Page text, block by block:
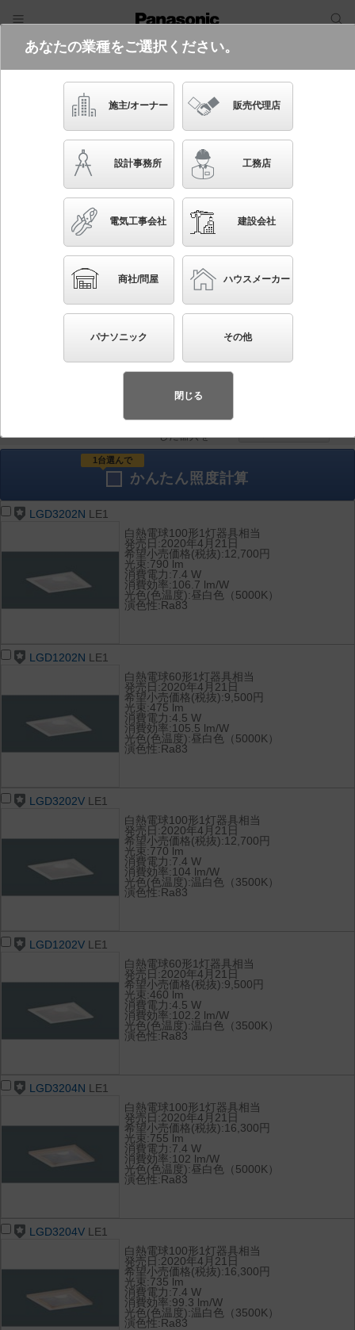
電気・建築設備（ビジネス）
照明器具検索
品番・キーワード
関連商品検索 浅型ダウンライト
条件を選び直す
件 1/4 ▼ ▶
各種データ
チェック
した器具を
1台選んで
かんたん 照度計算
LGD3202N LE1
白熱電球100形1灯器具相当
発売日:2020年4月21日
希望小売価格(税抜):12,700円
光束:790 lm
消費電力:7.4 W
消費効率:106.7 lm/W
光色(色温度):昼白色（5000K）
演色性:Ra83
LGD1202N LE1
白熱電球60形1灯器具相当
発売日:2020年4月21日
希望小売価格(税抜):9,500円
光束:475 lm
消費電力:4.5 W
消費効率:105.5 lm/W
光色(色温度):昼白色（5000K）
演色性:Ra83
LGD3202V LE1
白熱電球100形1灯器具相当
発売日:2020年4月21日
希望小売価格(税抜):12,700円
光束:770 lm
消費電力:7.4 W
消費効率:104 lm/W
光色(色温度):温白色（3500K）
演色性:Ra83
LGD1202V LE1
白熱電球60形1灯器具相当
発売日:2020年4月21日
希望小売価格(税抜):9,500円
光束:460 lm
消費電力:4.5 W
消費効率:102.2 lm/W
光色(色温度):温白色（3500K）
演色性:Ra83
LGD3204N LE1
白熱電球100形1灯器具相当
発売日:2020年4月21日
希望小売価格(税抜):16,300円
光束:755 lm
消費電力:7.4 W
消費効率:102 lm/W
光色(色温度):昼白色（5000K）
演色性:Ra83
LGD3204V LE1
白熱電球100形1灯器具相当
発売日:2020年4月21日
希望小売価格(税抜):16,300円
光束:735 lm
消費電力:7.4 W
消費効率:99.3 lm/W
光色(色温度):温白色（3500K）
演色性:Ra83
あなたの業種をご選択ください。
施主/オーナー 販売代理店
設計事務所 工務店
電気工事会社 建設会社
商社/問屋 ハウスメーカー
パナソニック その他
閉じる